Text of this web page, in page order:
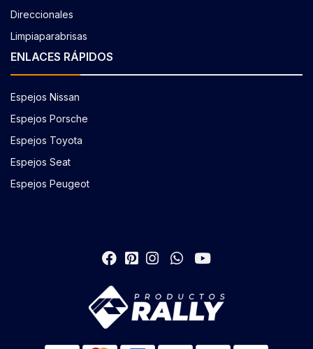
Direccionales
Limpiaparabrisas
ENLACES RÁPIDOS
Espejos Nissan
Espejos Porsche
Espejos Toyota
Espejos Seat
Espejos Peugeot